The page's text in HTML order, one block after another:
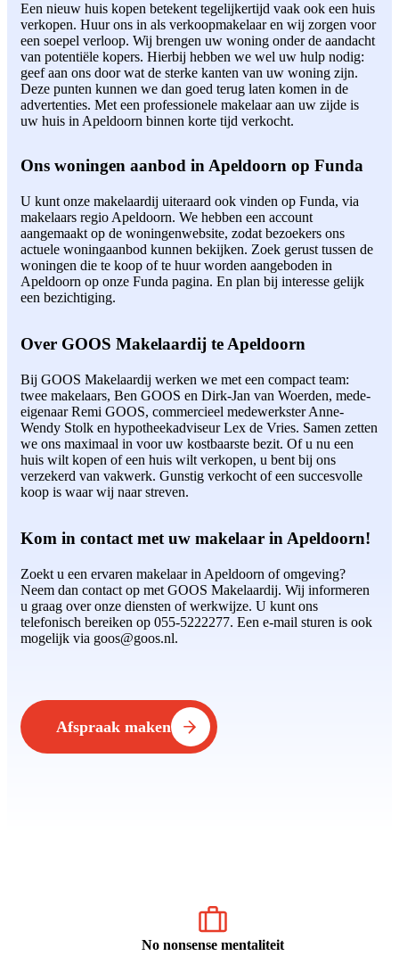
Een nieuw huis kopen betekent tegelijkertijd vaak ook een huis
verkopen. Huur ons in als verkoopmakelaar en wij zorgen voor
een soepel verloop. Wij brengen uw woning onder de aandacht
van potentiële kopers. Hierbij hebben we wel uw hulp nodig:
geef aan ons door wat de sterke kanten van uw woning zijn.
Deze punten kunnen we dan goed terug laten komen in de
advertenties. Met een professionele makelaar aan uw zijde is
uw huis in Apeldoorn binnen korte tijd verkocht.
Ons woningen aanbod in Apeldoorn op Funda
U kunt onze makelaardij uiteraard ook vinden op Funda, via
makelaars regio Apeldoorn. We hebben een account
aangemaakt op de woningenwebsite, zodat bezoekers ons
actuele woningaanbod kunnen bekijken. Zoek gerust tussen de
woningen die te koop of te huur worden aangeboden in
Apeldoorn op onze Funda pagina. En plan bij interesse gelijk
een bezichtiging.
Over GOOS Makelaardij te Apeldoorn
Bij GOOS Makelaardij werken we met een compact team:
twee makelaars, Ben GOOS en Dirk-Jan van Woerden, mede-
eigenaar Remi GOOS, commercieel medewerkster Anne-
Wendy Stolk en hypotheekadviseur Lex de Vries. Samen zetten
we ons maximaal in voor uw kostbaarste bezit. Of u nu een
huis wilt kopen of een huis wilt verkopen, u bent bij ons
verzekerd van vakwerk. Gunstig verkocht of een succesvolle
koop is waar wij naar streven.
Kom in contact met uw makelaar in Apeldoorn!
Zoekt u een ervaren makelaar in Apeldoorn of omgeving?
Neem dan contact op met GOOS Makelaardij. Wij informeren
u graag over onze diensten of werkwijze. U kunt ons
telefonisch bereiken op 055-5222277. Een e-mail sturen is ook
mogelijk via goos@goos.nl.
Afspraak maken
No nonsense mentaliteit